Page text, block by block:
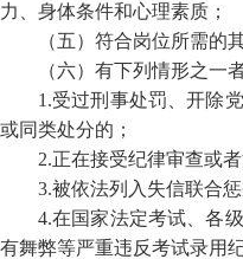
力、身体条件和心理素质；
（五）符合岗位所需的
（六）有下列情形之一
1.受过刑事处罚、开除
或同类处分的；
2.正在接受纪律审查或
3.被依法列入失信联合
4.在国家法定考试、各
有舞弊等严重违反考试录用